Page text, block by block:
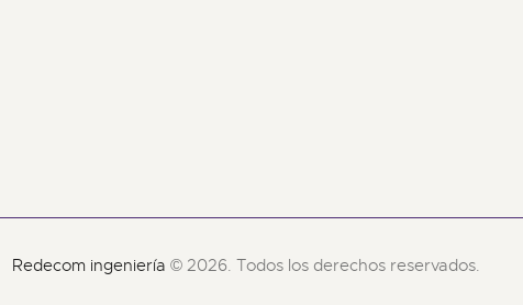
Redecom ingeniería © 2026. Todos los derechos reservados.